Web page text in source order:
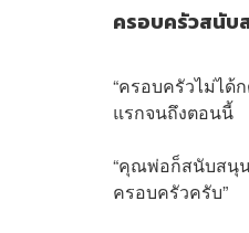
ครอบครัวสนับ
“ครอบครัวไม่ได้
แรกจนถึงตอนนี้
“คุณพ่อก็สนับสนุน
ครอบครัวครับ”